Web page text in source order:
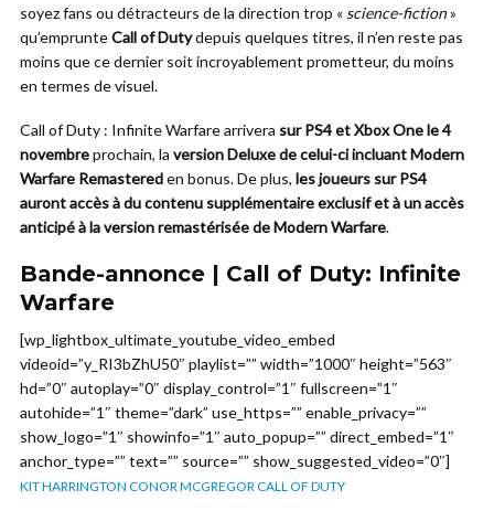
soyez fans ou détracteurs de la direction trop « science-fiction»
qu’emprunteCall of Dutydepuis quelques titres, il n’en reste pas
moins que ce dernier soit incroyablement prometteur, du moins
en termes de visuel.
Call of Duty : Infinite Warfare arrivera sur PS4 et Xbox One le 4
novembreprochain, la version Deluxe de celui-ci incluant Modern
Warfare Remastereden bonus. De plus, les joueurs sur PS4
auront accès à du contenu supplémentaire exclusif et à un accès
anticipé à la version remastérisée de Modern Warfare.
Bande-annonce | Call of Duty: Infinite
Warfare
[wp_lightbox_ultimate_youtube_video_embed
videoid=”y_RI3bZhU50″ playlist=”” width=”1000″ height=”563″
hd=”0″ autoplay=”0″ display_control=”1″ fullscreen=”1″
autohide=”1″ theme=”dark” use_https=”” enable_privacy=””
show_logo=”1″ showinfo=”1″ auto_popup=”” direct_embed=”1″
anchor_type=”” text=”” source=”” show_suggested_video=”0″]
KIT HARRINGTON CONOR MCGREGOR CALL OF DUTY